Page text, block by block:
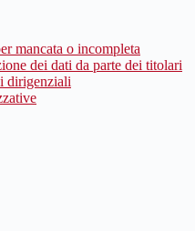
mancata o incompleta
dei dati da parte dei titolari
dirigenziali